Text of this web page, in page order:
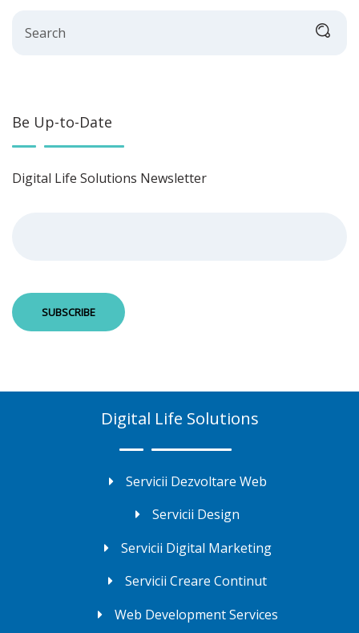
Be Up-to-Date
Digital Life Solutions Newsletter
Digital Life Solutions
Servicii Dezvoltare Web
Servicii Design
Servicii Digital Marketing
Servicii Creare Continut
Web Development Services